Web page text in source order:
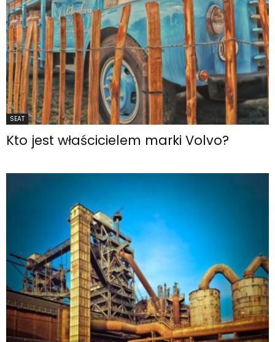
SEAT
Kto jest właścicielem marki Volvo?